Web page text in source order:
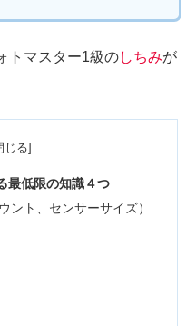
トマスター1級のしちみが
最低限の知識４つ
ント、センサーサイズ）